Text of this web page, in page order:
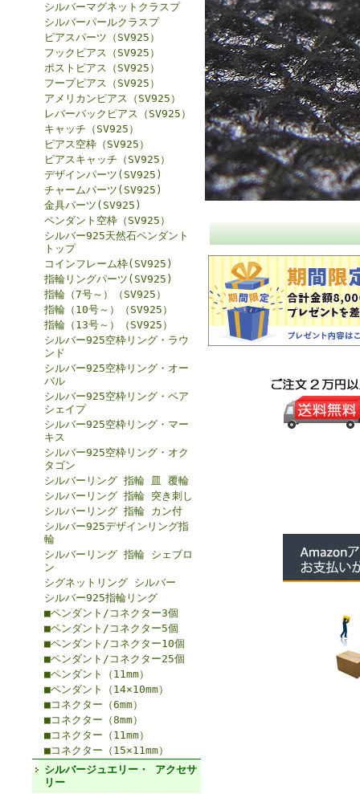
シルバーマグネットクラスプ
シルバーパールクラスプ
ピアスパーツ（SV925）
フックピアス（SV925）
ポストピアス（SV925）
フープピアス（SV925）
アメリカンピアス（SV925）
レバーバックピアス（SV925）
キャッチ（SV925）
ピアス空枠（SV925）
ピアスキャッチ（SV925）
デザインパーツ(SV925)
チャームパーツ(SV925)
金具パーツ(SV925)
ペンダント空枠（SV925）
シルバー925天然石ペンダント
トップ
コインフレーム枠(SV925)
指輪リングパーツ(SV925)
指輪（7号～）（SV925）
指輪（10号～）（SV925）
指輪（13号～）（SV925）
シルバー925空枠リング・ラウ
ンド
シルバー925空枠リング・オー
バル
シルバー925空枠リング・ペア
シェイプ
シルバー925空枠リング・マー
キス
シルバー925空枠リング・オク
タゴン
シルバーリング 指輪 皿 覆輪
シルバーリング 指輪 突き刺し
シルバーリング 指輪 カン付
シルバー925デザインリング指
輪
シルバーリング 指輪 シェブロ
ン
シグネットリング シルバー
シルバー925指輪リング
■ペンダント/コネクター3個
■ペンダント/コネクター5個
■ペンダント/コネクター10個
■ペンダント/コネクター25個
■ペンダント（11mm）
■ペンダント（14×10mm）
■コネクター（6mm）
■コネクター（8mm）
■コネクター（11mm）
■コネクター（15×11mm）
シルバージュエリー・ アクセサ
リー